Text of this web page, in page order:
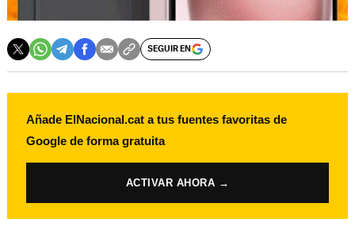
SEGUIR EN
Añade ElNacional.cat a tus fuentes favoritas de
Google de forma gratuita
ACTIVAR AHORA →